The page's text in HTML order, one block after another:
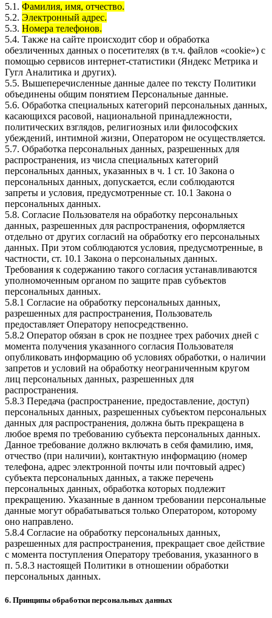
5.1. Фамилия, имя, отчество.
5.2. Электронный адрес.
5.3. Номера телефонов.
5.4. Также на сайте происходит сбор и обработка
обезличенных данных о посетителях (в т.ч. файлов «cookie») с
помощью сервисов интернет-статистики (Яндекс Метрика и
Гугл Аналитика и других).
5.5. Вышеперечисленные данные далее по тексту Политики
объединены общим понятием Персональные данные.
5.6. Обработка специальных категорий персональных данных,
касающихся расовой, национальной принадлежности,
политических взглядов, религиозных или философских
убеждений, интимной жизни, Оператором не осуществляется.
5.7. Обработка персональных данных, разрешенных для
распространения, из числа специальных категорий
персональных данных, указанных в ч. 1 ст. 10 Закона о
персональных данных, допускается, если соблюдаются
запреты и условия, предусмотренные ст. 10.1 Закона о
персональных данных.
5.8. Согласие Пользователя на обработку персональных
данных, разрешенных для распространения, оформляется
отдельно от других согласий на обработку его персональных
данных. При этом соблюдаются условия, предусмотренные, в
частности, ст. 10.1 Закона о персональных данных.
Требования к содержанию такого согласия устанавливаются
уполномоченным органом по защите прав субъектов
персональных данных.
5.8.1 Согласие на обработку персональных данных,
разрешенных для распространения, Пользователь
предоставляет Оператору непосредственно.
5.8.2 Оператор обязан в срок не позднее трех рабочих дней с
момента получения указанного согласия Пользователя
опубликовать информацию об условиях обработки, о наличии
запретов и условий на обработку неограниченным кругом
лиц персональных данных, разрешенных для
распространения.
5.8.3 Передача (распространение, предоставление, доступ)
персональных данных, разрешенных субъектом персональных
данных для распространения, должна быть прекращена в
любое время по требованию субъекта персональных данных.
Данное требование должно включать в себя фамилию, имя,
отчество (при наличии), контактную информацию (номер
телефона, адрес электронной почты или почтовый адрес)
субъекта персональных данных, а также перечень
персональных данных, обработка которых подлежит
прекращению. Указанные в данном требовании персональные
данные могут обрабатываться только Оператором, которому
оно направлено.
5.8.4 Согласие на обработку персональных данных,
разрешенных для распространения, прекращает свое действие
с момента поступления Оператору требования, указанного в
п. 5.8.3 настоящей Политики в отношении обработки
персональных данных.
6. Принципы обработки персональных данных